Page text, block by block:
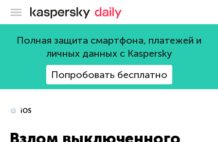
Блог Касперского
Полная защита смартфона, платежей и
личных данных с Kaspersky
Попробовать бесплатно
iOS